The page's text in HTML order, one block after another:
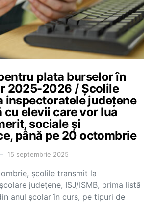
plata burselor în
2025-2026 / Școlile
inspectoratele județene
cu elevii care vor lua
sociale și
până pe 20 octombrie
15 septembrie 2025
școlile transmit la
județene, ISJ/ISMB, prima listă
anul școlar în curs, pe tipuri de